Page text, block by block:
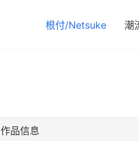
根付/Netsuke 潮
作品信息